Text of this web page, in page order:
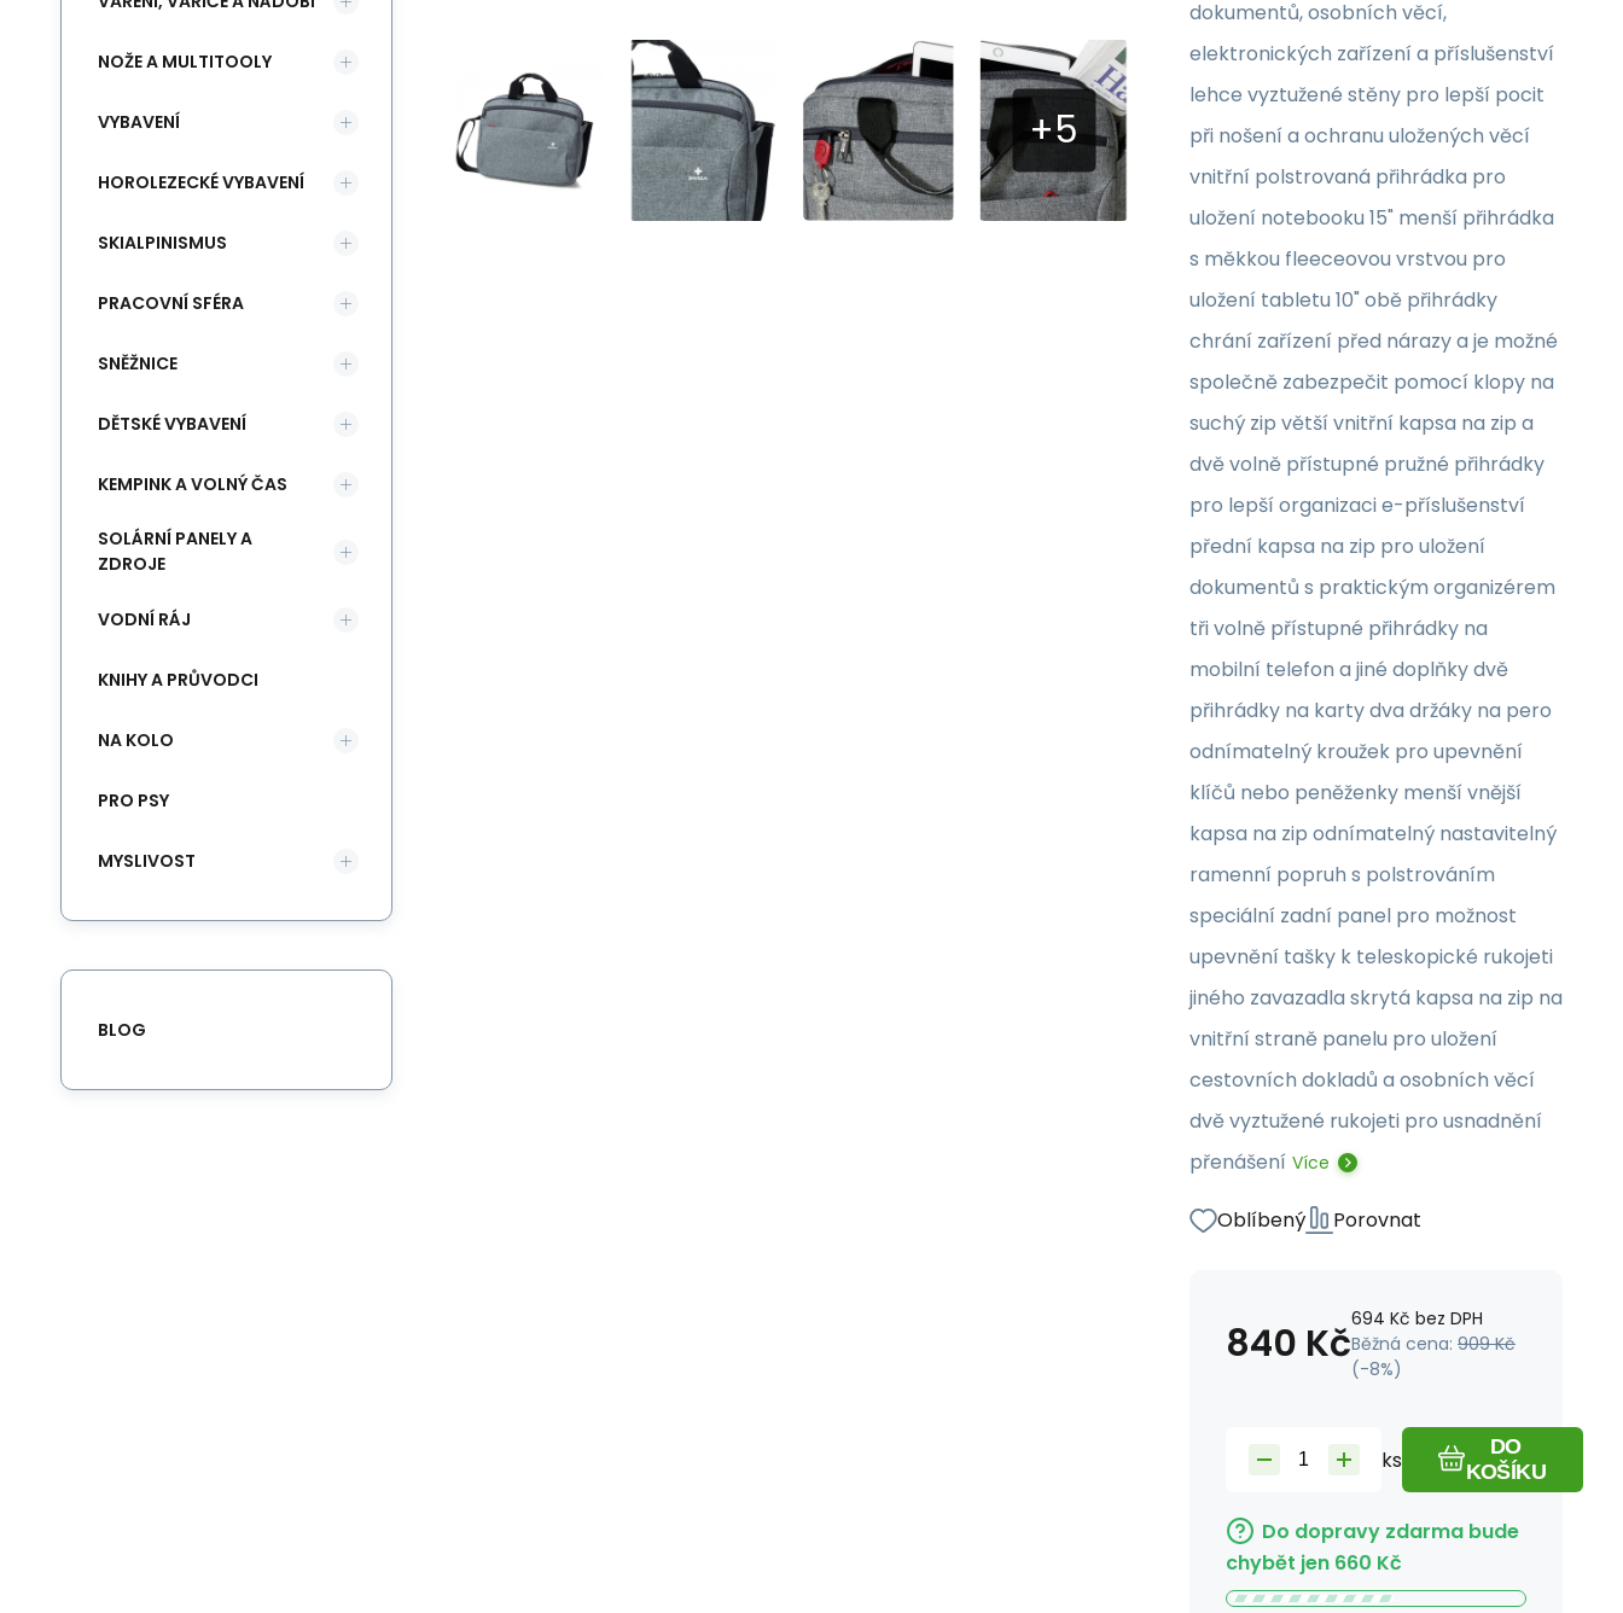
dokumentů, osobních věcí,
elektronických zařízení a příslušenství
lehce vyztužené stěny pro lepší pocit
při nošení a ochranu uložených věcí
vnitřní polstrovaná přihrádka pro
uložení notebooku 15" menší přihrádka
s měkkou fleeceovou vrstvou pro
uložení tabletu 10" obě přihrádky
chrání zařízení před nárazy a je možné
společně zabezpečit pomocí klopy na
suchý zip větší vnitřní kapsa na zip a
dvě volně přístupné pružné přihrádky
pro lepší organizaci e-příslušenství
přední kapsa na zip pro uložení
dokumentů s praktickým organizérem
tři volně přístupné přihrádky na
mobilní telefon a jiné doplňky dvě
přihrádky na karty dva držáky na pero
odnímatelný kroužek pro upevnění
klíčů nebo peněženky menší vnější
kapsa na zip odnímatelný nastavitelný
ramenní popruh s polstrováním
speciální zadní panel pro možnost
upevnění tašky k teleskopické rukojeti
jiného zavazadla skrytá kapsa na zip na
vnitřní straně panelu pro uložení
cestovních dokladů a osobních věcí
dvě vyztužené rukojeti pro usnadnění
přenášení Více
Oblíbený Porovnat
840 Kč694 Kč bez DPH
Běžná cena: 909 Kč
(-8%)
ks
DO
KOŠÍKU
Do dopravy zdarma bude
chybět jen 660 Kč
NOŽE A MULTITOOLY
VYBAVENÍ
HOROLEZECKÉ VYBAVENÍ
SKIALPINISMUS
PRACOVNÍ SFÉRA
SNĚŽNICE
DĚTSKÉ VYBAVENÍ
KEMPINK A VOLNÝ ČAS
SOLÁRNÍ PANELY A
ZDROJE
VODNÍ RÁJ
KNIHY A PRŮVODCI
NA KOLO
PRO PSY
MYSLIVOST
BLOG